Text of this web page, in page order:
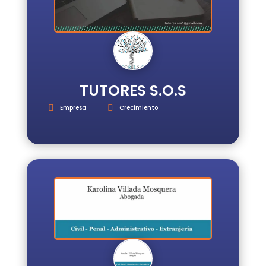
TUTORES S.O.S
Empresa Crecimiento